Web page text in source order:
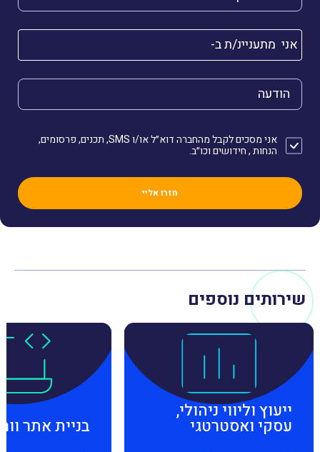
אני מתעניינ/ת ב-
הודעה
אני מסכים לקבל מהחברה דוא״ל או/ו SMS, תכנים, פרסומים,
הנחות , חידושים וכו״ב.
שירותים נוספים
ייעוץ וליווי ניהולי,
עסקי ואסטרטגי
בניית אתר